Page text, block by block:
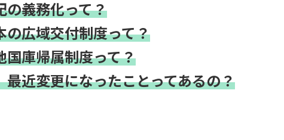
義務化って？
広域交付制度って？
庫帰属制度って？
近変更になったことってあるの？